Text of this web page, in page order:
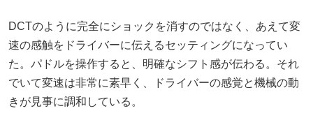
DCTのように完全にショックを消すのではなく、あえて変
速の感触をドライバーに伝えるセッティングになってい
た。パドルを操作すると、明確なシフト感が伝わる。それ
でいて変速は非常に素早く、ドライバーの感覚と機械の動
きが見事に調和している。